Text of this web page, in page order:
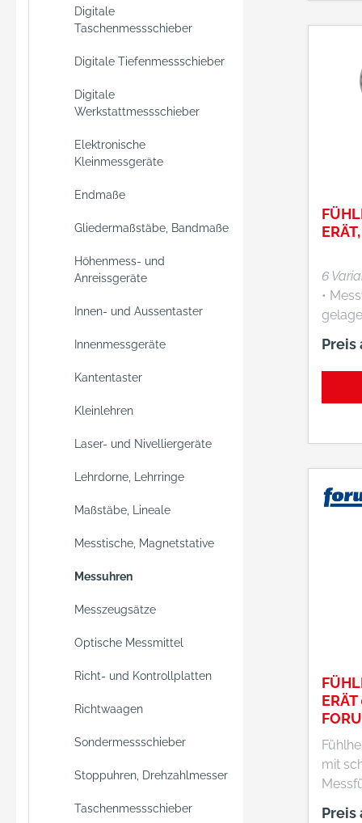
Digitale
Taschenmessschieber
Digitale Tiefenmessschieber
Digitale
Werkstattmessschieber
Elektronische
Kleinmessgeräte
Endmaße
Gliedermaßstäbe, Bandmaße
Höhenmess- und
Anreissgeräte
Innen- und Aussentaster
Innenmessgeräte
Kantentaster
Kleinlehren
Laser- und Nivelliergeräte
Lehrdorne, Lehrringe
Maßstäbe, Lineale
Messtische, Magnetstative
Messuhren
Messzeugsätze
Optische Messmittel
Richt- und Kontrollplatten
Richtwaagen
Sondermessschieber
Stoppuhren, Drehzahlmesser
Taschenmessschieber
EDE
6
•
des Einspannschaftes
(Ø 8
•
Im
Preis
mit
Messfühler •
Preis